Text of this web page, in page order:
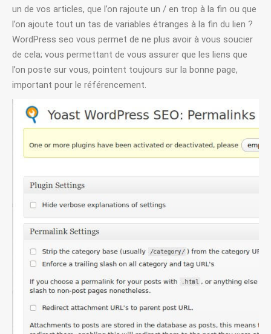
un de vos articles, que l’on rajoute un / en trop à la fin ou que
l’on ajoute tout un tas de variables étranges à la fin du lien ?
WordPress seo vous permet de ne plus avoir à vous soucier
de cela; vous permettant de vous assurer que les liens que
l’on poste sur vous, pointent toujours sur la bonne page,
important pour le référencement.